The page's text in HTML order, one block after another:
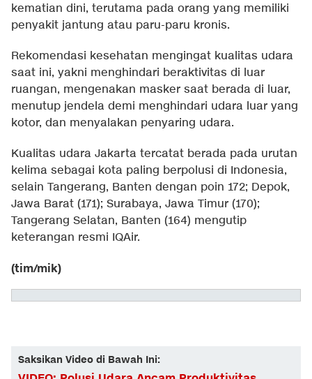
kematian dini, terutama pada orang yang memiliki
penyakit jantung atau paru-paru kronis.
Rekomendasi kesehatan mengingat kualitas udara
saat ini, yakni menghindari beraktivitas di luar
ruangan, mengenakan masker saat berada di luar,
menutup jendela demi menghindari udara luar yang
kotor, dan menyalakan penyaring udara.
Kualitas udara Jakarta tercatat berada pada urutan
kelima sebagai kota paling berpolusi di Indonesia,
selain Tangerang, Banten dengan poin 172; Depok,
Jawa Barat (171); Surabaya, Jawa Timur (170);
Tangerang Selatan, Banten (164) mengutip
keterangan resmi IQAir.
(tim/mik)
Saksikan Video di Bawah Ini: